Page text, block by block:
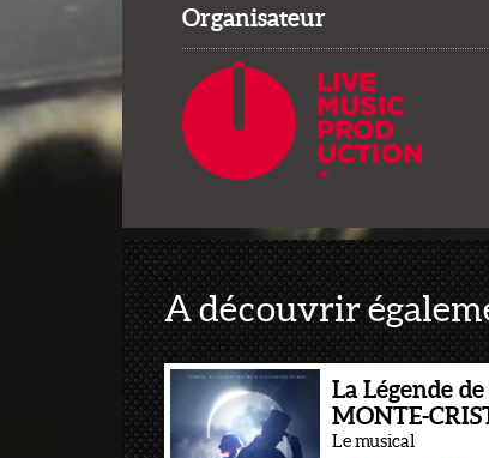
Organisateur
A découvrir
La Légende de
MONTE-
Le musical